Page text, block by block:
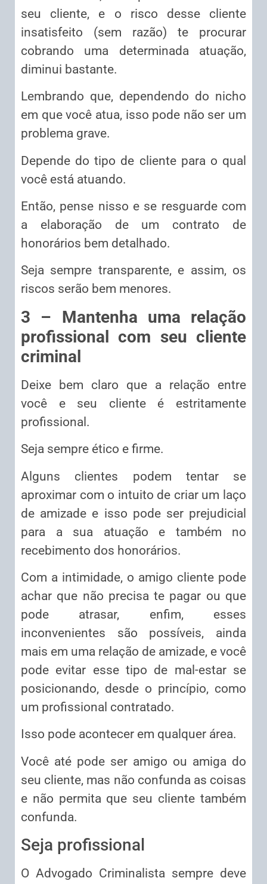
seu cliente, e o risco desse cliente
insatisfeito (sem razão) te procurar
cobrando uma determinada atuação,
diminui bastante.
Lembrando que, dependendo do nicho
em que você atua, isso pode não ser um
problema grave.
Depende do tipo de cliente para o qual
você está atuando.
Então, pense nisso e se resguarde com
a elaboração de um contrato de
honorários bem detalhado.
Seja sempre transparente, e assim, os
riscos serão bem menores.
3 – Mantenha uma relação
profissional com seu cliente
criminal
Deixe bem claro que a relação entre
você e seu cliente é estritamente
profissional.
Seja sempre ético e firme.
Alguns clientes podem tentar se
aproximar com o intuito de criar um laço
de amizade e isso pode ser prejudicial
para a sua atuação e também no
recebimento dos honorários.
Com a intimidade, o amigo cliente pode
achar que não precisa te pagar ou que
pode atrasar, enfim, esses
inconvenientes são possíveis, ainda
mais em uma relação de amizade, e você
pode evitar esse tipo de mal-estar se
posicionando, desde o princípio, como
um profissional contratado.
Isso pode acontecer em qualquer área.
Você até pode ser amigo ou amiga do
seu cliente, mas não confunda as coisas
e não permita que seu cliente também
confunda.
Seja profissional
O Advogado Criminalista sempre deve